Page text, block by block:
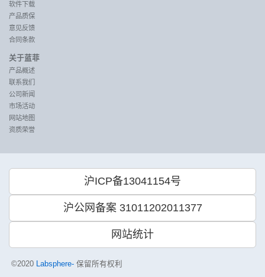
软件下载
产品质保
意见反馈
合同条款
关于蓝菲
产品概述
联系我们
公司新闻
市场活动
网站地图
资质荣誉
沪ICP备13041154号
沪公网备案 31011202011377
网站统计
©2020 Labsphere- 保留所有权利